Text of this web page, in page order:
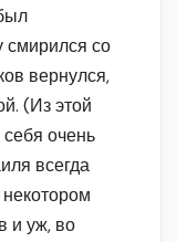
смирился со
вернулся,
(Из этой
очень
всегда
и уж, во